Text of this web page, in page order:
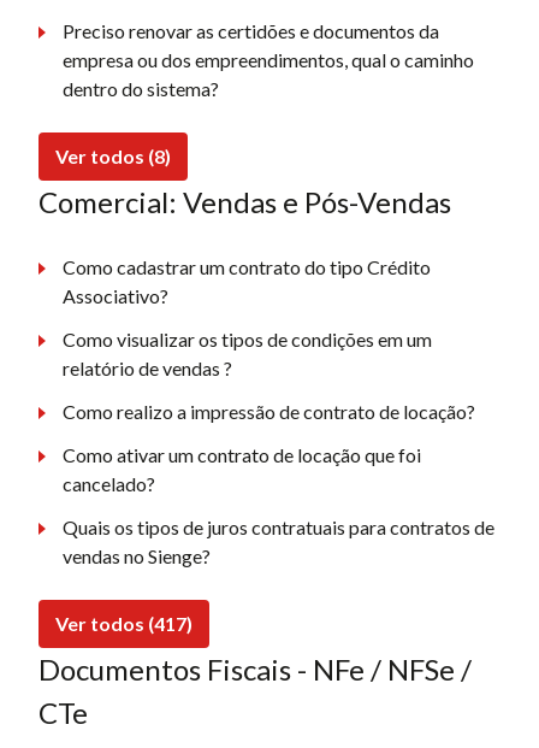
Preciso renovar as certidões e documentos da
empresa ou dos empreendimentos, qual o caminho
dentro do sistema?
Ver todos (8)
Comercial: Vendas e Pós-Vendas
Como cadastrar um contrato do tipo Crédito
Associativo?
Como visualizar os tipos de condições em um
relatório de vendas ?
Como realizo a impressão de contrato de locação?
Como ativar um contrato de locação que foi
cancelado?
Quais os tipos de juros contratuais para contratos de
vendas no Sienge?
Ver todos (417)
Documentos Fiscais - NFe / NFSe /
CTe